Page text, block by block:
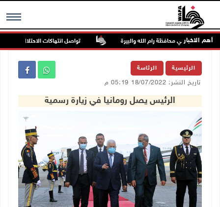
MENU أهم الاخبار تواصل انتهاكات الاحتلال
الرئيسية الرئاسة
تاريخ النشر: 18/07/2022 05:19 م
الرئيس يصل رومانيا في زيارة رسمية